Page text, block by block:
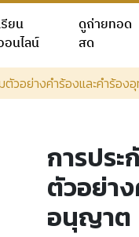
รียน
อนไลน์
ดูถ่ายทอด
สด
ตัวอย่างคำร้องและคำร้อ
การปร
ตัวอย่า
อนุญาต